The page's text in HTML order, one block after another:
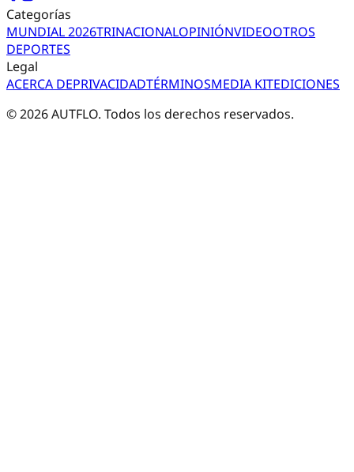
Categorías
MUNDIAL 2026TRINACIONALOPINIÓNVIDEOOTROS
DEPORTES
Legal
ACERCA DEPRIVACIDADTÉRMINOSMEDIA KITEDICIONES
©2026AUTFLO. Todos los derechos reservados.